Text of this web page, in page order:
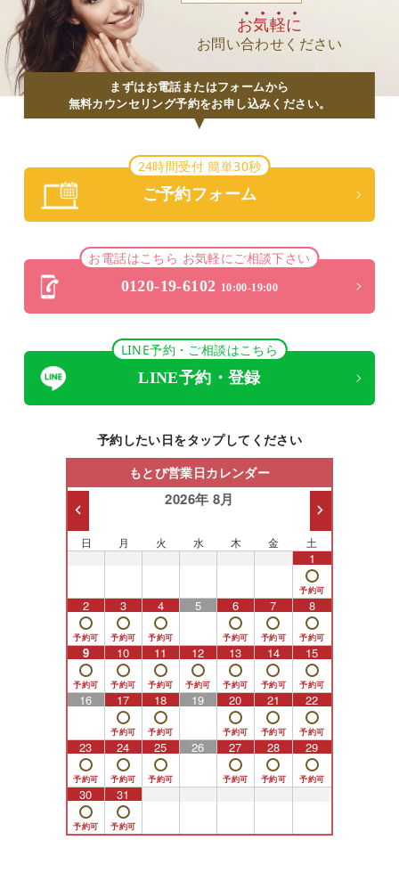
お気軽に
お問い合わせください
まずはお電話またはフォームから
無料カウンセリング予約をお申し込みください。
24時間受付 簡単30秒
ご予約フォーム
お電話はこちら お気軽にご相談下さい
0120-19-6102 10:00-19:00
LINE予約・ご相談はこちら
LINE予約・登録
予約したい日をタップしてください
もとび営業日カレンダー
2026年 8月
日 月 火 水 木 金 土
1
2 3 4 5 6 7 8
9 10 11 12 13 14 15
16 17 18 19 20 21 22
23 24 25 26 27 28 29
30 31